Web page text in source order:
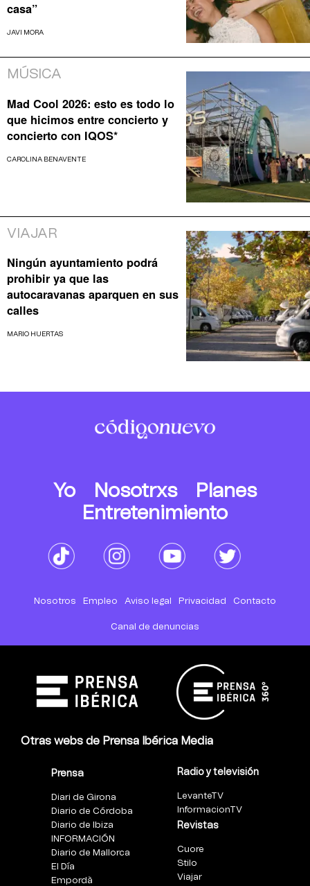
casa”
JAVI MORA
MÚSICA
Mad Cool 2026: esto es todo lo
que hicimos entre concierto y
concierto con IQOS*
CAROLINA BENAVENTE
VIAJAR
Ningún ayuntamiento podrá
prohibir ya que las
autocaravanas aparquen en sus
calles
MARIO HUERTAS
Yo Nosotrxs
Planes
Entretenimiento
Nosotros Empleo Aviso legal Privacidad Contacto
Canal de denuncias
Otras webs de Prensa Ibérica Media
Prensa
Diari de Girona
Diario de Córdoba
Diario de Ibiza
INFORMACIÓN
Diario de Mallorca
El Día
Empordà
Radio y televisión
LevanteTV
InformacionTV
Revistas
Cuore
Stilo
Viajar